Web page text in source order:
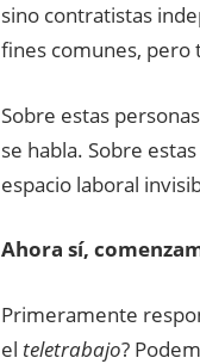
sino contratistas
fines comunes, pero
Sobre estas
se habla. Sobre
espacio laboral
Ahora sí,
Primeramente
el teletrabajo?